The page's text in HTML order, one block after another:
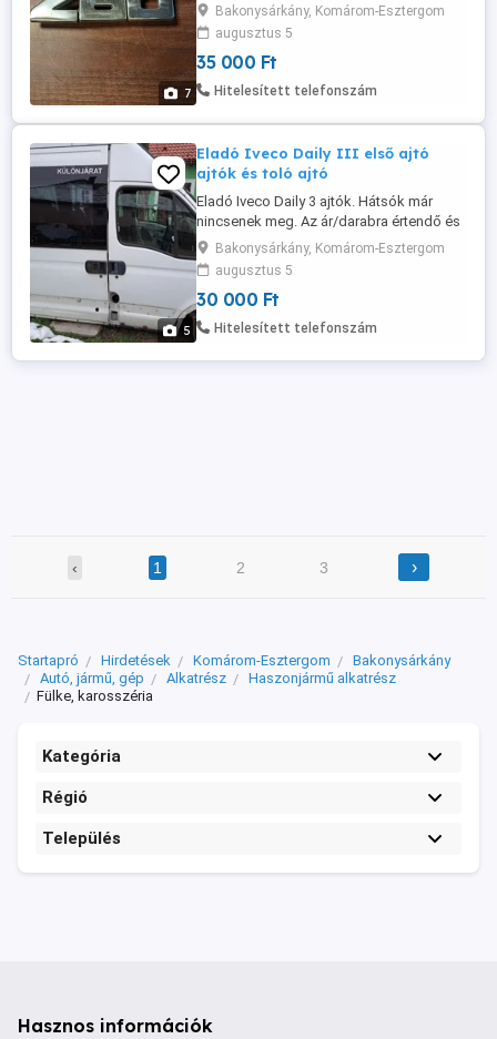
7
Bakonysárkány, Komárom-Esztergom
augusztus 5
35 000 Ft
Hitelesített telefonszám
5
Eladó Iveco Daily III első ajtó
ajtók és toló ajtó
Eladó Iveco Daily 3 ajtók. Hátsók már
nincsenek meg. Az ár/darabra értendő és
úgy ahogy a képen látod. A tolóajtóban az
üveg sajnos már csak 1 rétegű.:}
Kérdéssel keress nyugodtan.
Bakonysárkány, Komárom-Esztergom
augusztus 5
30 000 Ft
Hitelesített telefonszám
‹ 1 2 3 ›
Startapró Hirdetések Komárom-Esztergom
Bakonysárkány
Autó, jármű, gép
Alkatrész
Haszonjármű alkatrész
Fülke, karosszéria
Kategória
Régió
Település
Hasznos információk